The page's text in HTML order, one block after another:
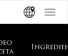
Toggle